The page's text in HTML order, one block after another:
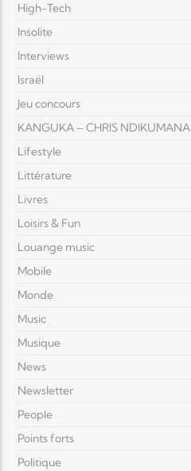
High-Tech
Insolite
Interviews
Israël
Jeu concours
KANGUKA – CHRIS NDIKUMANA
Lifestyle
Littérature
Livres
Loisirs & Fun
Louange music
Mobile
Monde
Music
Musique
News
Newsletter
People
Points forts
Politique